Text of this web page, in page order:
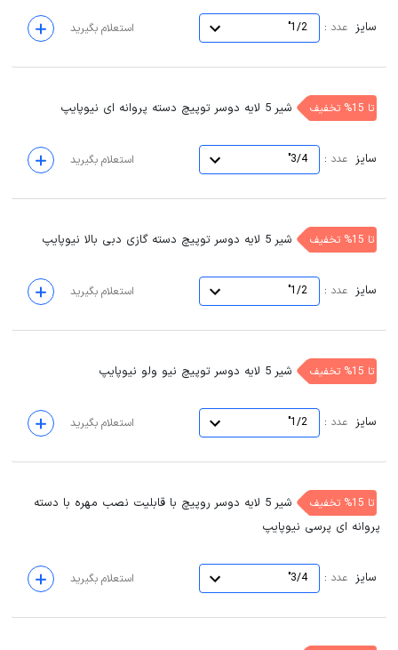
سایز عدد :
1/2" استعلام بگیرید
تا 15% تخفیف شیر 5 لایه دوسر توپیچ دسته پروانه ای نیوپایپ
سایز عدد :
3/4" استعلام بگیرید
تا 15% تخفیف شیر 5 لایه دوسر توپیچ دسته گازی دبی بالا نیوپایپ
سایز عدد :
1/2" استعلام بگیرید
تا 15% تخفیف شیر 5 لایه دوسر توپیچ نیو ولو نیوپایپ
سایز عدد :
1/2" استعلام بگیرید
تا 15% تخفیف
شیر 5 لایه دوسر روپیچ با قابلیت نصب مهره با دسته
پروانه ای پرسی نیوپایپ
سایز عدد :
3/4" استعلام بگیرید